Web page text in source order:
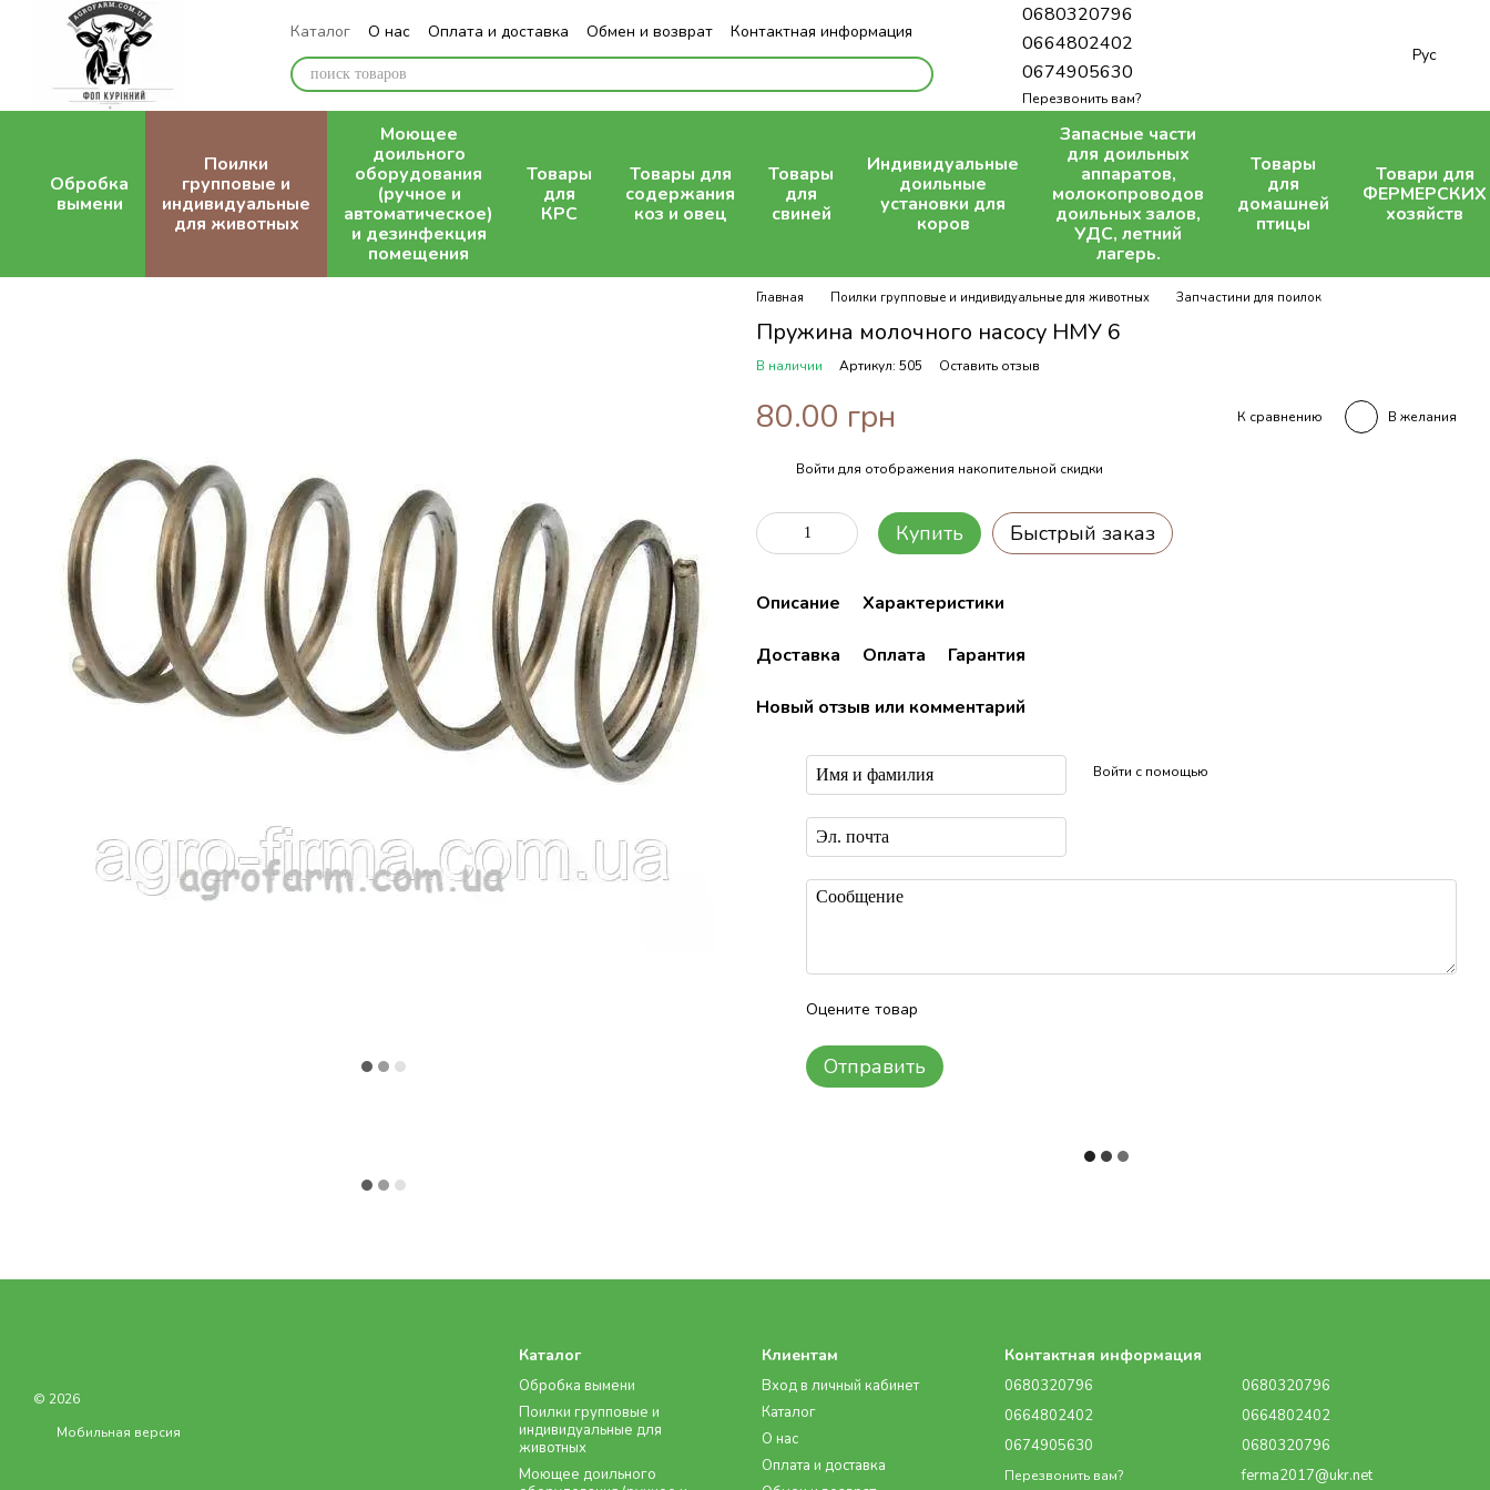
Перейти к основному контенту
Каталог О нас Оплата и доставка Обмен и возврат
Контактная информация
Блог
0680320796
0664802402
0674905630
Перезвонить вам?
Рус
Обробка
вымени
Поилки
групповые и
индивидуальные
для животных
Моющее
доильного
оборудования
(ручное и
автоматическое)
и дезинфекция
помещения
Товары
для
КРС
Товары для
содержания
коз и овец
Товары
для
свиней
Индивидуальные
доильные
установки для
коров
Запасные части
для доильных
аппаратов,
молокопроводов
доильных залов,
УДС, летний
лагерь.
Товары
для
домашней
птицы
Товари для
ФЕРМЕРСКИХ
хозяйств
Главная Поилки групповые и индивидуальные для животных Запчастини для поилок
Пружина молочного насосу НМУ 6
В наличии Артикул: 505 Оставить отзыв
80.00 грн К сравнению В желания
Войти для отображения накопительной скидки
Купить Быстрый заказ
Описание Характеристики
Доставка Оплата Гарантия
Новый отзыв или комментарий
Войти с помощью
Оцените товар
Отправить
© 2026
Мобильная версия
Каталог
Обробка вымени
Поилки групповые и
индивидуальные для
животных
Моющее доильного
Клиентам
Вход в личный кабинет
Каталог
О нас
Оплата и доставка
Контактная информация
0680320796
0664802402
0674905630
Перезвонить вам?
0680320796
0664802402
0680320796
ferma2017@ukr.net